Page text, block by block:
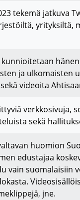
tekemä jatkuva
yrityksiltä,
ja ulkomaisten
videoita
verkkosivuja,
sekä
huomion
edustajaa
vain
jne.